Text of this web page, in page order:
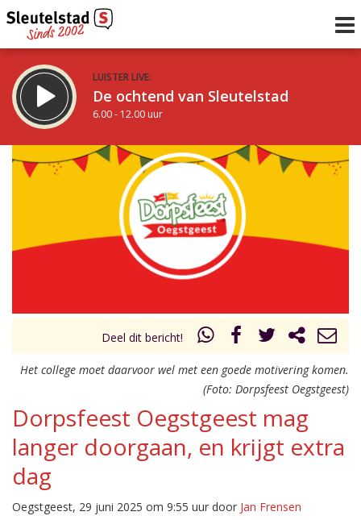
LUISTER LIVE:
De ochtend van Sleutelstad
6.00 - 12.00 uur
De middag van Sleutelstad
uur 1 van 0
Deel dit bericht!
Het college moet daarvoor wel met een goede motivering komen.
(Foto: Dorpsfeest Oegstgeest)
Dorpsfeest Oegstgeest mag
langer doorgaan, en krijgt extra
dag
Oegstgeest, 29 juni 2025 om 9:55 uur door Jan Frensen